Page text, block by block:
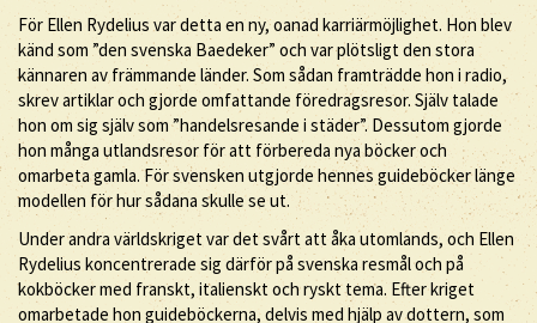
För Ellen Rydelius var detta en ny, oanad karriärmöjlighet. Hon blev
känd som ”den svenska Baedeker” och var plötsligt den stora
kännaren av främmande länder. Som sådan framträdde hon i radio,
skrev artiklar och gjorde omfattande föredragsresor. Själv talade
hon om sig själv som ”handelsresande i städer”. Dessutom gjorde
hon många utlandsresor för att förbereda nya böcker och
omarbeta gamla. För svensken utgjorde hennes guideböcker länge
modellen för hur sådana skulle se ut.
Under andra världskriget var det svårt att åka utomlands, och Ellen
Rydelius koncentrerade sig därför på svenska resmål och på
kokböcker med franskt, italienskt och ryskt tema. Efter kriget
omarbetade hon guideböckerna, delvis med hjälp av dottern, som